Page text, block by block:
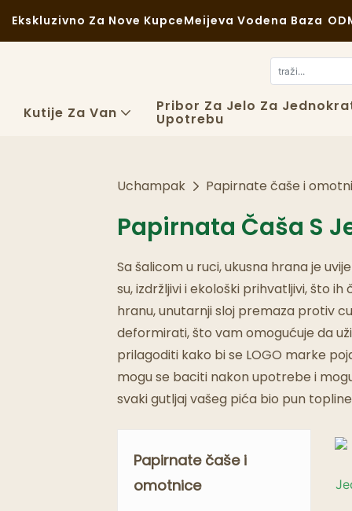
Ekskluzivno Za Nove KupceMeijeva Vodena Baza
Kutije Za Van Pribor Za Jelo Za
Upotrebu
Uchampak Papirnate čaše i
Papirnata Čaša S
Sa šalicom u ruci, ukusna hrana je
su, izdržljivi i ekološki prihvatljivi, što
hranu, unutarnji sloj premaza protiv
deformirati, što vam omogućuje da
prilagoditi kako bi se LOGO marke
mogu se baciti nakon upotrebe i
svaki gutljaj vašeg pića bio pun
Papirnate čaše i
omotnice